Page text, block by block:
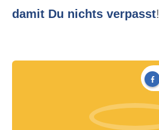
damit Du nichts verpasst!